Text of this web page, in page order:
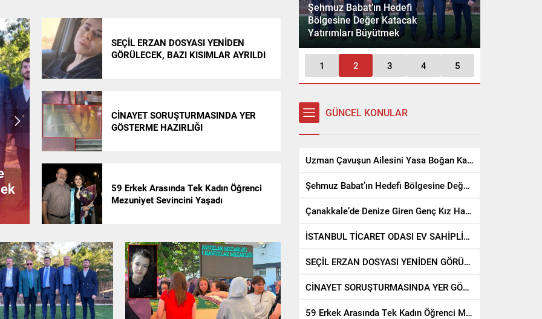
Çanakkale’de Denize Giren Genç Kız
Hayatını Kaybetti
İSTANBUL TİCARET ODASI EV
TURİZMİNDE ORTAK AKIL,
ÇALIŞTAYI GERÇEKLEŞTİRİLDİ
SEÇİL ERZAN DOSYASI YENİDEN
GÖRÜLECEK, BAZI KISIMLAR AYRILDI
CİNAYET SORUŞTURMASINDA YER
GÖSTERME HAZIRLIĞI
59 Erkek Arasında Tek Kadın Öğrenci
Mezuniyet Sevincini Yaşadı
Şehmuz Babat’ın Hedefi
Bölgesine Değer Katacak
Yatırımları Büyütmek
1 2 3 4 5
GÜNCEL KONULAR
Uzman Çavuşun Ailesini Yasa Boğan Kazada Can Kaybı 3’e Çıktı
Şehmuz Babat’ın Hedefi Bölgesine Değer Katacak Yatırımları Büyütmek
Çanakkale’de Denize Giren Genç Kız Hayatını Kaybetti
İSTANBUL TİCARET ODASI EV SAHİPLİĞİNDE “SAĞLIK TURİZMİNDE ORTAK AKIL, FIRSATLAR VE GELECEK VİZYONU” ÇALIŞTAYI GERÇEKLEŞTİRİLDİ
SEÇİL ERZAN DOSYASI YENİDEN GÖRÜLECEK, BAZI KISIMLAR AYRILDI
CİNAYET SORUŞTURMASINDA YER GÖSTERME HAZIRLIĞI
59 Erkek Arasında Tek Kadın Öğrenci Mezuniyet Sevincini Yaşadı